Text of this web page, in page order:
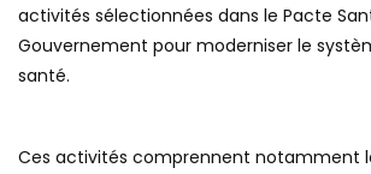
activités sélectionnées dans le Pacte
Gouvernement pour moderniser le
santé.
Ces activités comprennent notamment